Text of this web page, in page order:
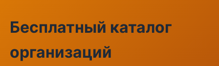
Бесплатный каталог
организаций